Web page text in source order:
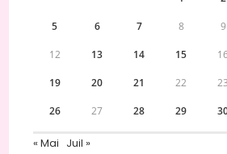
5 6 7 8 9
12 13 14 15
19 20 21 22 23
26 27 28 29
« Mai Juil »